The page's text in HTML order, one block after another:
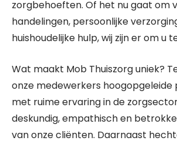
zorgbehoeften. Of het nu gaat om
handelingen, persoonlijke
huishoudelijke hulp, wij zijn er om u
Wat maakt Mob Thuiszorg uniek?
onze medewerkers hoogopgeleide
met ruime ervaring in de
deskundig, empathisch en
van onze cliënten. Daarnaast